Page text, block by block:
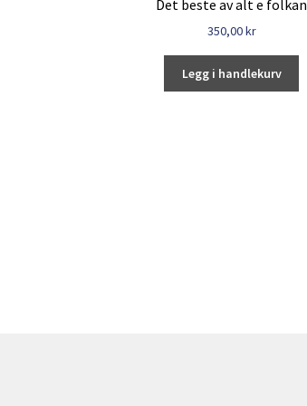
Det beste av alt e folkan
350,00kr
Legg i handlekurv